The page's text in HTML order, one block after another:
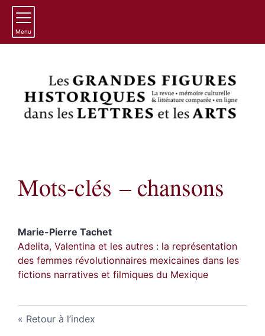
Menu
Mots-clés – chansons
Marie-Pierre Tachet
Adelita, Valentina et les autres : la représentation
des femmes révolutionnaires mexicaines dans les
fictions narratives et filmiques du Mexique
Retour à l’index